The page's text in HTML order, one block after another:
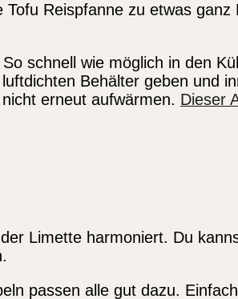
Reispfanne zu etwas ganz
schnell wie möglich in den
Behälter geben und
erneut aufwärmen. Dieser
Limette harmoniert. Du
passen alle gut dazu.